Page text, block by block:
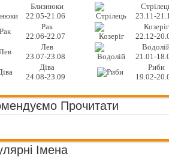
Близнюки
22.05-21.06
23.11-
Рак
22.06-22.07
Козеріг
22.12-
Лев
23.07-23.08
21.01-
Діва
24.08-23.09
Риби
19.02-
Прочитати
Імена